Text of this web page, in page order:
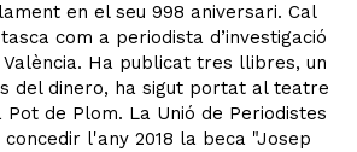
en el seu 998 aniversari. Cal
com a periodista d’investigació
Ha publicat tres llibres, un
del dinero, ha sigut portat al teatre
de Plom. La Unió de Periodistes
l'any 2018 la beca "Josep